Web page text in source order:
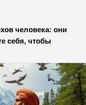
человека: они
себя, чтобы